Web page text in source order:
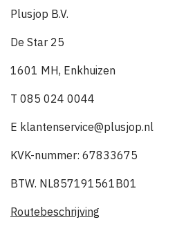
Plusjop B.V.
De Star 25
1601 MH, Enkhuizen
T 085 024 0044
E klantenservice@plusjop.nl
KVK-nummer: 67833675
BTW. NL857191561B01
Routebeschrijving